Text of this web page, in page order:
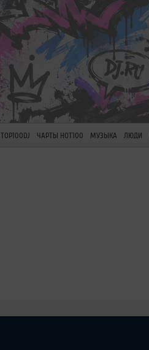
TOP100DJ ЧАРТЫ HOT100 МУЗЫКА ЛЮДИ